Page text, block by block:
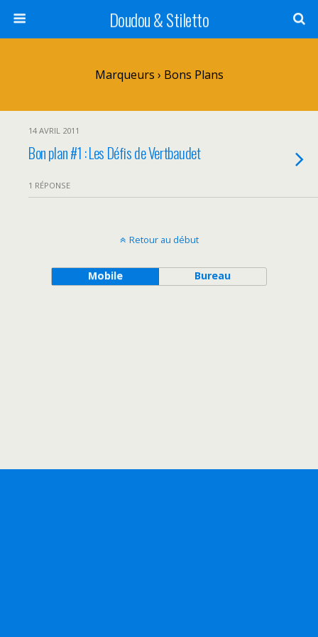
Doudou & Stiletto
Marqueurs › Bons Plans
14 AVRIL 2011
Bon plan #1 : Les Défis de Vertbaudet
1 RÉPONSE
Retour au début
Mobile Bureau